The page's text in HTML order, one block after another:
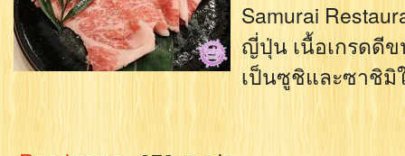
Samurai
ญี่ปุ่น เนื้อเกรดดี
เป็นซูชิและซาชิ